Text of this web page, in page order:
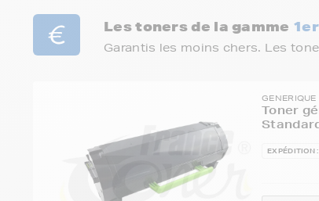
Les toners de la gamme
Garantis les moins chers. Les
GENERIQUE
Toner
EXPÉDITION